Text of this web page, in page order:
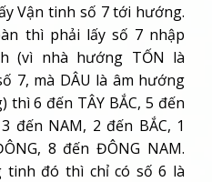
Vận tinh số 7 tới hướng.
thì phải lấy số 7 nhập
(vì nhà hướng TỐN là
7, mà DÂU là âm hướng
6 đến TÂY BẮC, 5 đến
đến NAM, 2 đến BẮC, 1
8 đến ĐÔNG NAM.
tinh đó thì chỉ có số 6 là